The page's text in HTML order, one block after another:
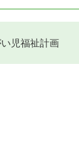
児福祉計画